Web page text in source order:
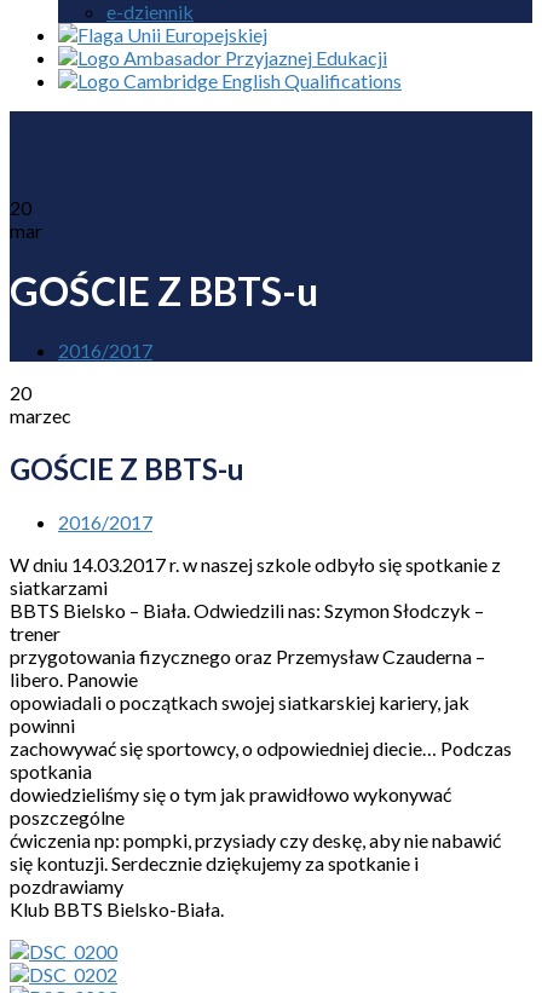
e-dziennik
20
mar
GOŚCIE Z BBTS-u
2016/2017
20
marzec
GOŚCIE Z BBTS-u
2016/2017
W dniu 14.03.2017 r. w naszej szkole odbyło się spotkanie z
siatkarzami
BBTS Bielsko – Biała. Odwiedzili nas: Szymon Słodczyk –
trener
przygotowania fizycznego oraz Przemysław Czauderna –
libero. Panowie
opowiadali o początkach swojej siatkarskiej kariery, jak
powinni
zachowywać się sportowcy, o odpowiedniej diecie… Podczas
spotkania
dowiedzieliśmy się o tym jak prawidłowo wykonywać
poszczególne
ćwiczenia np: pompki, przysiady czy deskę, aby nie nabawić
się kontuzji. Serdecznie dziękujemy za spotkanie i
pozdrawiamy
Klub BBTS Bielsko-Biała.